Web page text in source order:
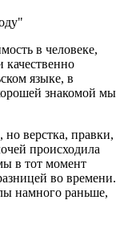
в человеке,
языке, в
знакомой мы
верстка, правки,
происходила
в тот момент
во времени.
намного раньше,